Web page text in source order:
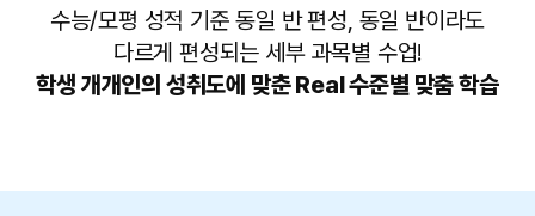
수능/모평 성적 기준 동일 반 편성, 동일 반이라도
다르게 편성되는 세부 과목별 수업!
학생 개개인의 성취도에 맞춘 Real 수준별 맞춤 학습